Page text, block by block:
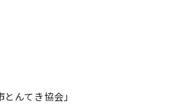
んてき協会」